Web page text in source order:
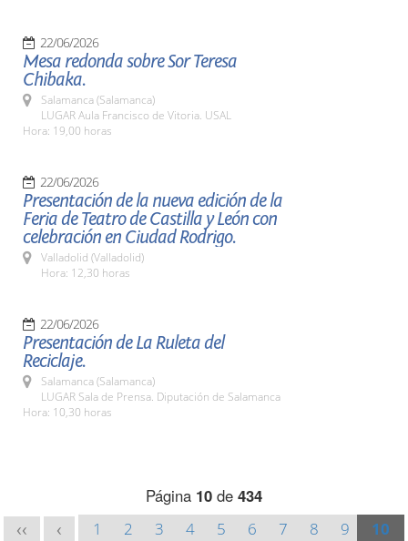
22/06/2026
Mesa redonda sobre Sor Teresa
Chibaka.
Salamanca (Salamanca)
LUGAR Aula Francisco de Vitoria. USAL
Hora: 19,00 horas
22/06/2026
Presentación de la nueva edición de la
Feria de Teatro de Castilla y León con
celebración en Ciudad Rodrigo.
Valladolid (Valladolid)
Hora: 12,30 horas
22/06/2026
Presentación de La Ruleta del
Reciclaje.
Salamanca (Salamanca)
LUGAR Sala de Prensa. Diputación de Salamanca
Hora: 10,30 horas
Página 10 de 434
<< < 1 2 3 4 5 6 7 8 9
10